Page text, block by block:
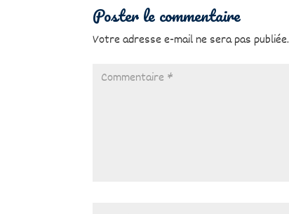
Poster le commentaire
Votre adresse e-mail ne sera pas publiée.